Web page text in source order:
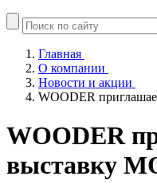
Главная
О компании
Новости и акции
WOODER
WOODER
выставку